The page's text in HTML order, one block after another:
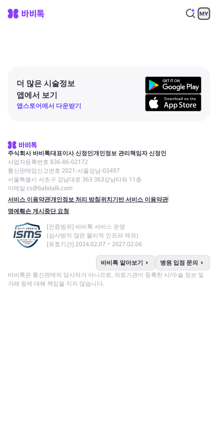
더 많은 시술정보
앱에서 보기
앱스토어에서 다운받기
주식회사 바비톡대표이사 신정인개인정보 관리책임자 신정인
사업자등록번호 836-86-02172
통신판매업신고번호 2021-서울강남-03497
서울특별시 서초구 강남대로 363 363강남타워 11층
이메일 cs@babitalk.com
서비스 이용약관개인정보 처리 방침위치기반 서비스 이용약관
명예훼손 게시중단 요청
[인증범위] 바비톡 서비스 운영
(심사받지 않은 물리적 인프라 제외)
[유효기간] 2024.02.07 ~ 2027.02.06
바비톡 알아보기 arrow_right 병원 입점 문의 arrow_right
바비톡은 통신판매의 당사자가 아니므로, 의료기관이 등록한 시/수술 정보 및
거래 등에 대해 책임을 지지 않습니다.